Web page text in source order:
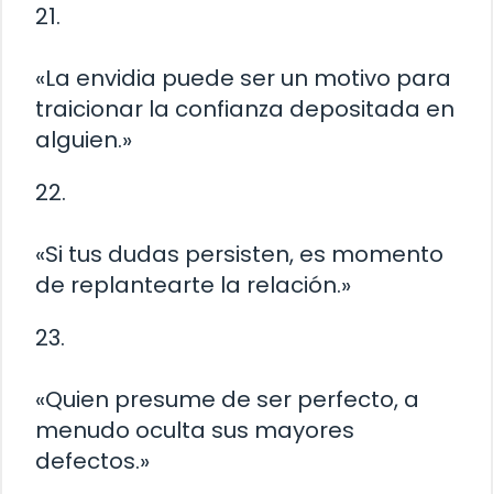
21.
«La envidia puede ser un motivo para
traicionar la confianza depositada en
alguien.»
22.
«Si tus dudas persisten, es momento
de replantearte la relación.»
23.
«Quien presume de ser perfecto, a
menudo oculta sus mayores
defectos.»